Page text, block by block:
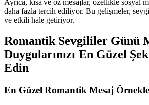
daha fazla tercih ediliyor. Bu gelişmeler,
ve etkili hale getiriyor.
Romantik Sevgililer Günü
Duygularınızı En Güzel
Edin
En Güzel Romantik Mesaj